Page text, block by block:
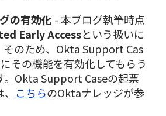
の有効化 - 本ブログ執筆時点
Early Accessという扱いに
そのため、Okta Support Cas
その機能を有効化してもらう
。Okta Support Caseの起票
こちらのOktaナレッジが参